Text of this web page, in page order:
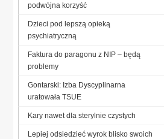
podwójna korzyść
Dzieci pod lepszą opieką
psychiatryczną
Faktura do paragonu z NIP – będą
problemy
Gontarski: Izba Dyscyplinarna
uratowała TSUE
Kary nawet dla sterylnie czystych
Lepiej odsiedzieć wyrok blisko swoich